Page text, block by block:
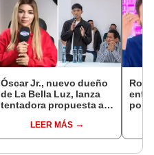
Óscar Jr., nuevo dueño
de La Bella Luz, lanza
tentadora propuesta a
denuncia por
tocamientos: “Va a
LEER MÁS